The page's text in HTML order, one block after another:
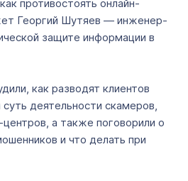
противостоять онлайн-
Георгий Шутяев — инженер-
защите информации в
как разводят клиентов
деятельности скамеров,
а также поговорили о
и что делать при